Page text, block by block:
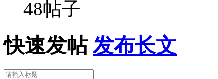
48帖子
快速发帖 发布长文